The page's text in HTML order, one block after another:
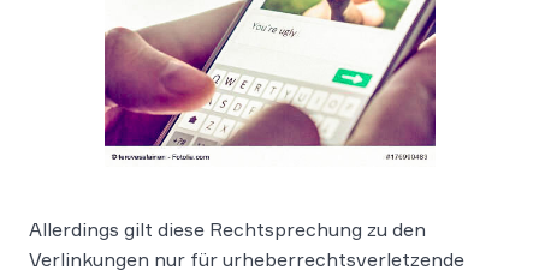
Allerdings gilt diese Rechtsprechung zu den
Verlinkungen nur für urheberrechtsverletzende